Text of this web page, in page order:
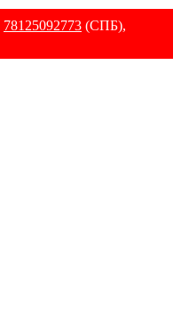
78125092773 (СПБ),